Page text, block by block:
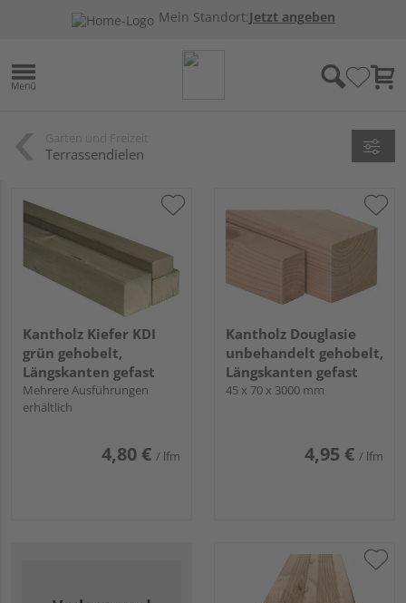
Mein Standort:Jetzt angeben
Terrassendielen
Kantholz Kiefer KDI
grün gehobelt,
Längskanten gefast
Mehrere Ausführungen
erhältlich
4,80 € / lfm
Kantholz Douglasie
unbehandelt gehobelt,
Längskanten gefast
45 x 70 x 3000 mm
4,95 € / lfm